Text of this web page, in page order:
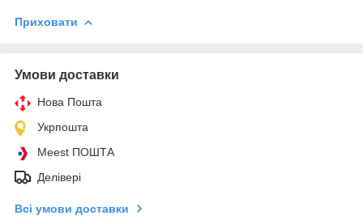
Приховати
Умови доставки
Нова Пошта
Укрпошта
Meest ПОШТА
Делівері
Всі умови доставки